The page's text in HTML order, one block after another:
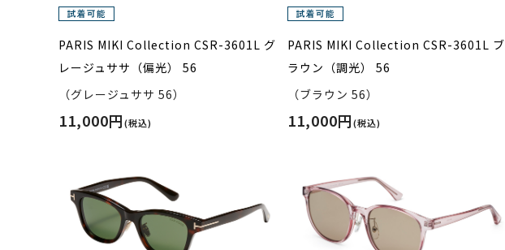
PARIS MIKI Collection CSR-3601L グ
レージュササ（偏光） 56
（グレージュササ 56）
11,000円(税込)
PARIS MIKI Collection CSR-3601L ブ
ラウン（調光） 56
（ブラウン 56）
11,000円(税込)